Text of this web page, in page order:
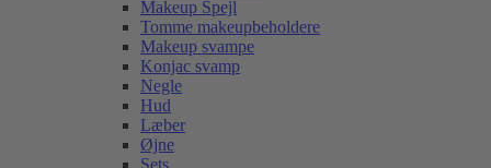
Makeup Spejl
Tomme makeupbeholdere
Makeup svampe
Konjac svamp
Negle
Hud
Læber
Øjne
Sets